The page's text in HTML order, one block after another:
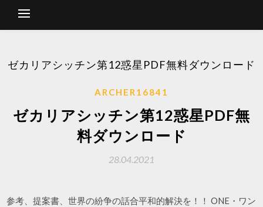
ゼカリアシッチン第12惑星PDF無料ダウンロード
ARCHER16841
ゼカリアシッチン第12惑星PDF無
料ダウンロード
28.04.2021
参考、提案書、世界の紛争の話合平和的解決を！！ ONE・ワン